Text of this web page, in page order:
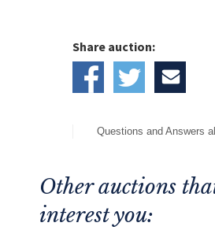
Share auction:
Questions and Answers
Other auctions
interest you: